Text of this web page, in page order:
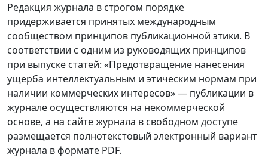
Редакция журнала в строгом порядке
придерживается принятых международным
сообществом принципов публикационной этики. В
соответствии с одним из руководящих принципов
при выпуске статей: «Предотвращение нанесения
ущерба интеллектуальным и этическим нормам при
наличии коммерческих интересов» — публикации в
журнале осуществляются на некоммерческой
основе, а на сайте журнала в свободном доступе
размещается полнотекстовый электронный вариант
журнала в формате PDF.